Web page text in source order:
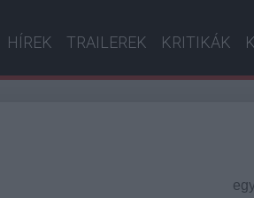
HÍREK TRAILEREK KRITIKÁK